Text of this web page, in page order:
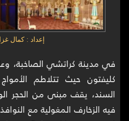
إعداد : كمال
في مدينة كراتشي الصاخبة،
كليفتون حيث تتلاطم
السند، يقف مبنى من الحجر
فيه الزخارف المغولية مع